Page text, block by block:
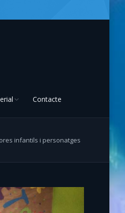
Contacte
infantils i personatges